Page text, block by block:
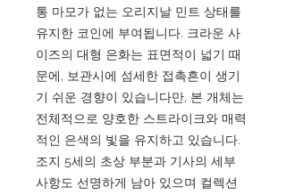
통 마모가 없는 오리지날 민트 상태를
유지한 코인에 부여됩니다. 크라운 사
이즈의 대형 은화는 표면적이 넓기 때
문에, 보관시에 섬세한 접촉흔이 생기
기 쉬운 경향이 있습니다만, 본 개체는
전체적으로 양호한 스트라이크와 매력
적인 은색의 빛을 유지하고 있습니다.
조지 5세의 초상 부분과 기사의 세부
사항도 선명하게 남아 있으며 컬렉션